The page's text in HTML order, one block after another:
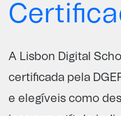
A Lisbon Digital
certificada pela
e elegíveis como